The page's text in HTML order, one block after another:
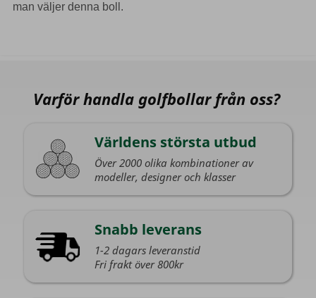
man väljer denna boll.
Varför handla golfbollar från oss?
Världens största utbud
Över 2000 olika kombinationer av
modeller, designer och klasser
Snabb leverans
1-2 dagars leveranstid
Fri frakt över 800kr